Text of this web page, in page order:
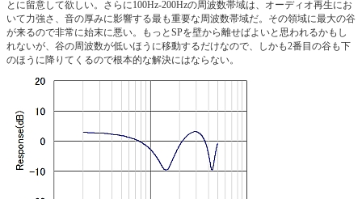
とに留意して欲しい。さらに100Hz-200Hzの周波数帯域は、オーディオ再生にお
いて力強さ、音の厚みに影響する最も重要な周波数帯域だ。その領域に最大の谷
が来るので非常に始末に悪い。もっとSPを壁から離せばよいと思われるかもし
れないが、谷の周波数が低いほうに移動するだけなので、しかも2番目の谷も下
のほうに降りてくるので根本的な解決にはならない。